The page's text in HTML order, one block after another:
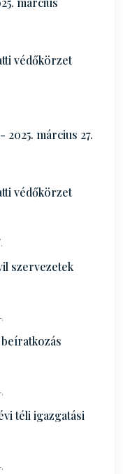
védőkörzet
március 27.
védőkörzet
szervezetek
téli igazgatási